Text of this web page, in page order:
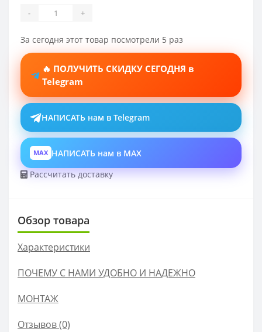
- +
За сегодня этот товар посмотрели 5 раз
🔥 ПОЛУЧИТЬ СКИДКУ СЕГОДНЯ в
Telegram
НАПИСАТЬ нам в Telegram
MAX НАПИСАТЬ нам в MAX
Рассчитать доставку
Обзор товара
Характеристики
ПОЧЕМУ С НАМИ УДОБНО И НАДЕЖНО
МОНТАЖ
Отзывов (0)